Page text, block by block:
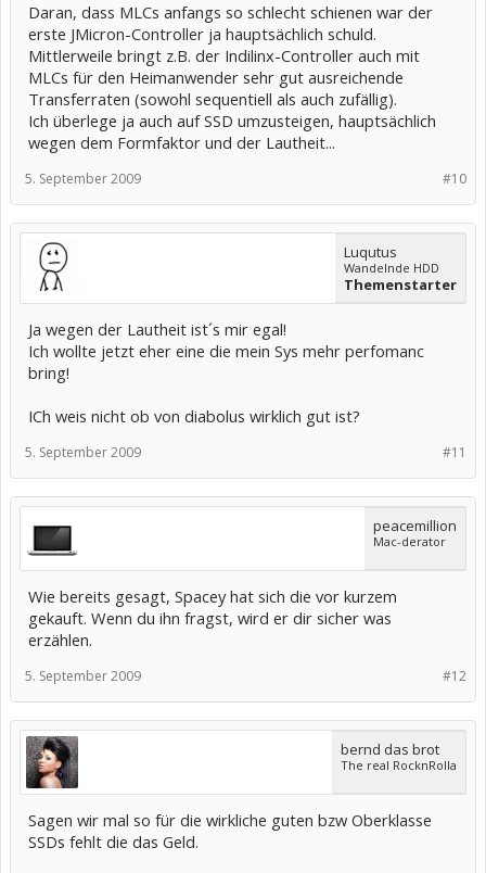
Daran, dass MLCs anfangs so schlecht schienen war der
erste JMicron-Controller ja hauptsächlich schuld.
Mittlerweile bringt z.B. der Indilinx-Controller auch mit
MLCs für den Heimanwender sehr gut ausreichende
Transferraten (sowohl sequentiell als auch zufällig).
Ich überlege ja auch auf SSD umzusteigen, hauptsächlich
wegen dem Formfaktor und der Lautheit...
#10
5. September 2009
Luqutus
Wandelnde HDD
Themenstarter
Ja wegen der Lautheit ist´s mir egal!
Ich wollte jetzt eher eine die mein Sys mehr perfomanc
bring!
ICh weis nicht ob von diabolus wirklich gut ist?
#11
5. September 2009
peacemillion
Mac-derator
Wie bereits gesagt, Spacey hat sich die vor kurzem
gekauft. Wenn du ihn fragst, wird er dir sicher was
erzählen.
#12
5. September 2009
bernd das brot
The real RocknRolla
Sagen wir mal so für die wirkliche guten bzw Oberklasse
SSDs fehlt die das Geld.